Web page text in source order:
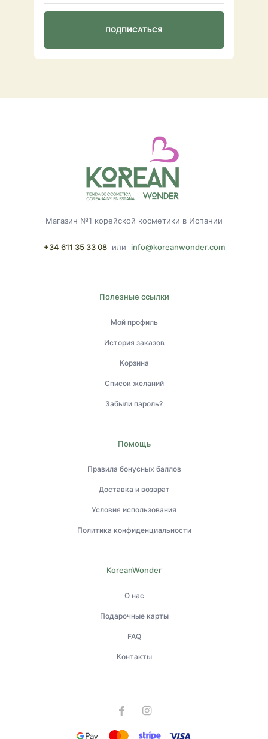
Магазин №1 корейской косметики в Испании
+34 611 35 33 08 или info@koreanwonder.com
Полезные ссылки
Мой профиль
История заказов
Корзина
Список желаний
Забыли пароль?
Помощь
Правила бонусных баллов
Доставка и возврат
Условия использования
Политика конфиденциальности
KoreanWonder
О нас
Подарочные карты
FAQ
Контакты